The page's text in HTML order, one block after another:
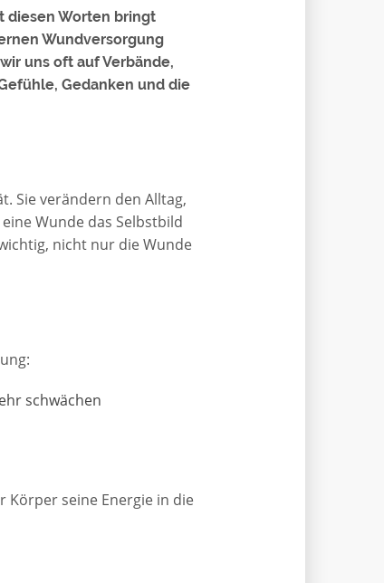
diesen Worten bringt
Wundversorgung
uns oft auf Verbände,
Gedanken und die
Sie verändern den Alltag,
Wunde das Selbstbild
nicht nur die Wunde
schwächen
Körper seine Energie in die